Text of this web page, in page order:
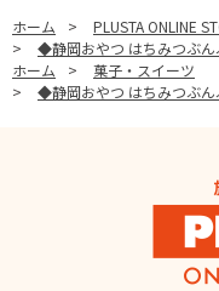
ホーム > PLUSTA ONLINE
>
◆静岡おやつ はちみつぶん
ホーム
>
菓子・スイーツ
>
◆静岡おやつ はちみつぶん